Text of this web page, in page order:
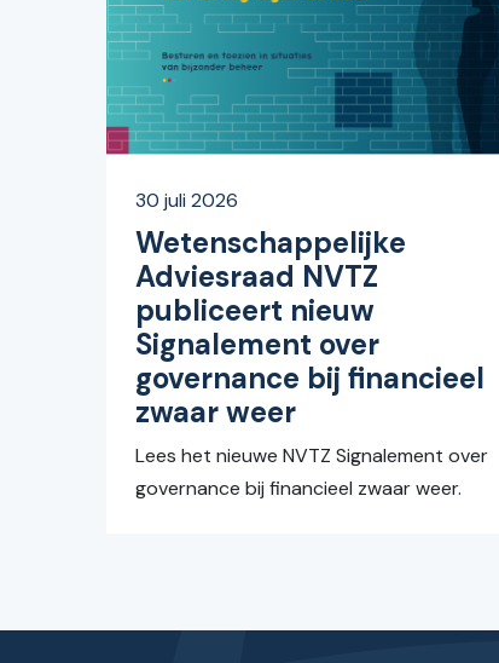
Wetenschappelijke
Adviesraad NVTZ
publiceert nieuw
Signalement over
governance bij financieel
zwaar weer
30 juli 2026
Lees het nieuwe NVTZ Signalement over
governance bij financieel zwaar weer.